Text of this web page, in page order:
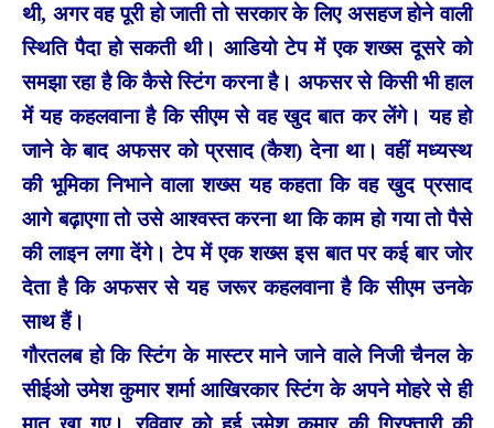
थी, अगर वह पूरी हो जाती तो सरकार के लिए असहज होने वाली
स्थिति पैदा हो सकती थी। आडियो टेप में एक शख्स दूसरे को
समझा रहा है कि कैसे स्टिंग करना है। अफसर से किसी भी हाल
में यह कहलवाना है कि सीएम से वह खुद बात कर लेंगे। यह हो
जाने के बाद अफसर को प्रसाद (कैश) देना था। वहीं मध्यस्थ
की भूमिका निभाने वाला शख्स यह कहता कि वह खुद प्रसाद
आगे बढ़ाएगा तो उसे आश्वस्त करना था कि काम हो गया तो पैसे
की लाइन लगा देंगे। टेप में एक शख्स इस बात पर कई बार जोर
देता है कि अफसर से यह जरूर कहलवाना है कि सीएम उनके
साथ हैं।
गौरतलब हो कि स्टिंग के मास्टर माने जाने वाले निजी चैनल के
सीईओ उमेश कुमार शर्मा आखिरकार स्टिंग के अपने मोहरे से ही